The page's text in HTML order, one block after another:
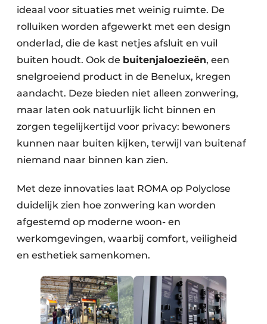
ideaal voor situaties met weinig ruimte. De
rolluiken worden afgewerkt met een design
onderlad, die de kast netjes afsluit en vuil
buiten houdt. Ook de buitenjaloezieën, een
snelgroeiend product in de Benelux, kregen
aandacht. Deze bieden niet alleen zonwering,
maar laten ook natuurlijk licht binnen en
zorgen tegelijkertijd voor privacy: bewoners
kunnen naar buiten kijken, terwijl van buitenaf
niemand naar binnen kan zien.
Met deze innovaties laat ROMA op Polyclose
duidelijk zien hoe zonwering kan worden
afgestemd op moderne woon- en
werkomgevingen, waarbij comfort, veiligheid
en esthetiek samenkomen.